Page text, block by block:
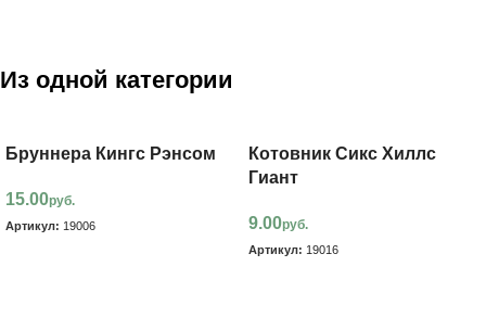
Из одной категории
Бруннера Кингс Рэнсом
15.00руб.
Артикул: 19006
Котовник Сикс Хиллс
Гиант
9.00руб.
Артикул: 19016